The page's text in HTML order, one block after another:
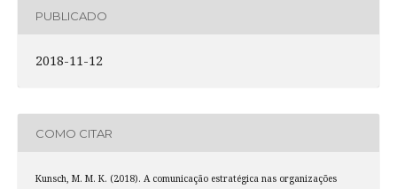
PUBLICADO
2018-11-12
COMO CITAR
Kunsch, M. M. K. (2018). A comunicação estratégica nas organizações